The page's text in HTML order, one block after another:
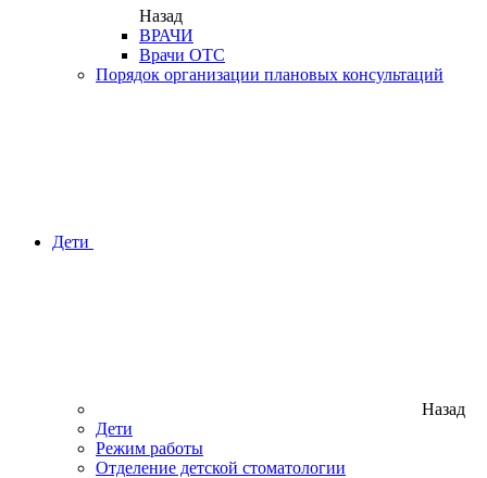
Назад
ВРАЧИ
Врачи ОТС
Порядок организации плановых консультаций
Дети
Назад
Дети
Режим работы
Отделение детской стоматологии